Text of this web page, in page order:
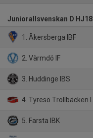
Juniorallsvenskan D HJ18
1. Åkersberga IBF
2. Värmdö IF
3. Huddinge IBS
4. Tyresö Trollbäcken IBK
5. Farsta IBK